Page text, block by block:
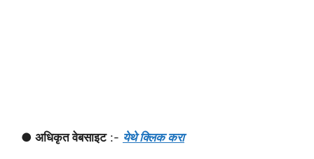
● अधिकृत वेबसाइट:- येथे क्लिक करा